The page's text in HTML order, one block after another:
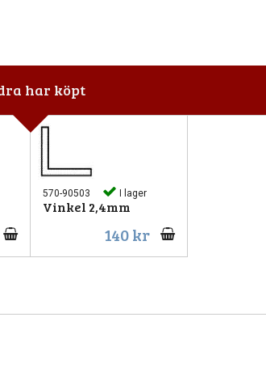
har köpt
570-90503 I lager
Vinkel 2,4mm
140 kr